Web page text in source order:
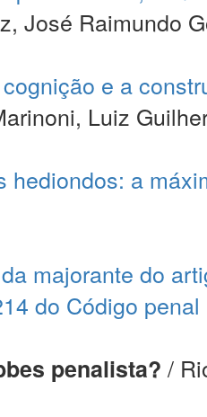
José Raimundo
e a
Luiz
hediondos: a
majorante do
do Código penal
penalista? /